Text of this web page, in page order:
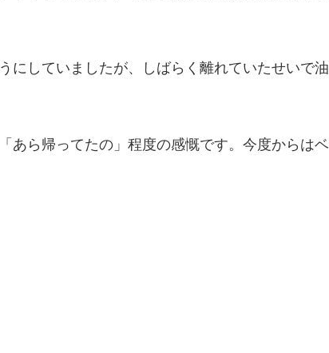
にしていましたが、しばらく離れていたせいで
あら帰ってたの」程度の感慨です。今度からは